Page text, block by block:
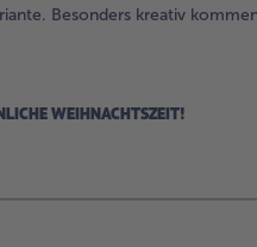
Besonders kreativ
WEIHNACHTSZEIT!